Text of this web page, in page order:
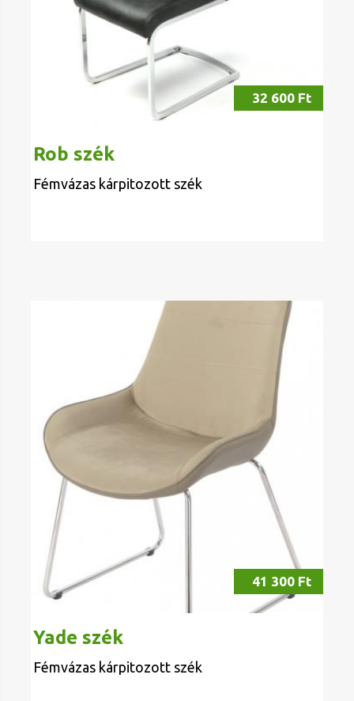
32 600 Ft
Rob szék
Fémvázas kárpitozott szék
41 300 Ft
Yade szék
Fémvázas kárpitozott szék